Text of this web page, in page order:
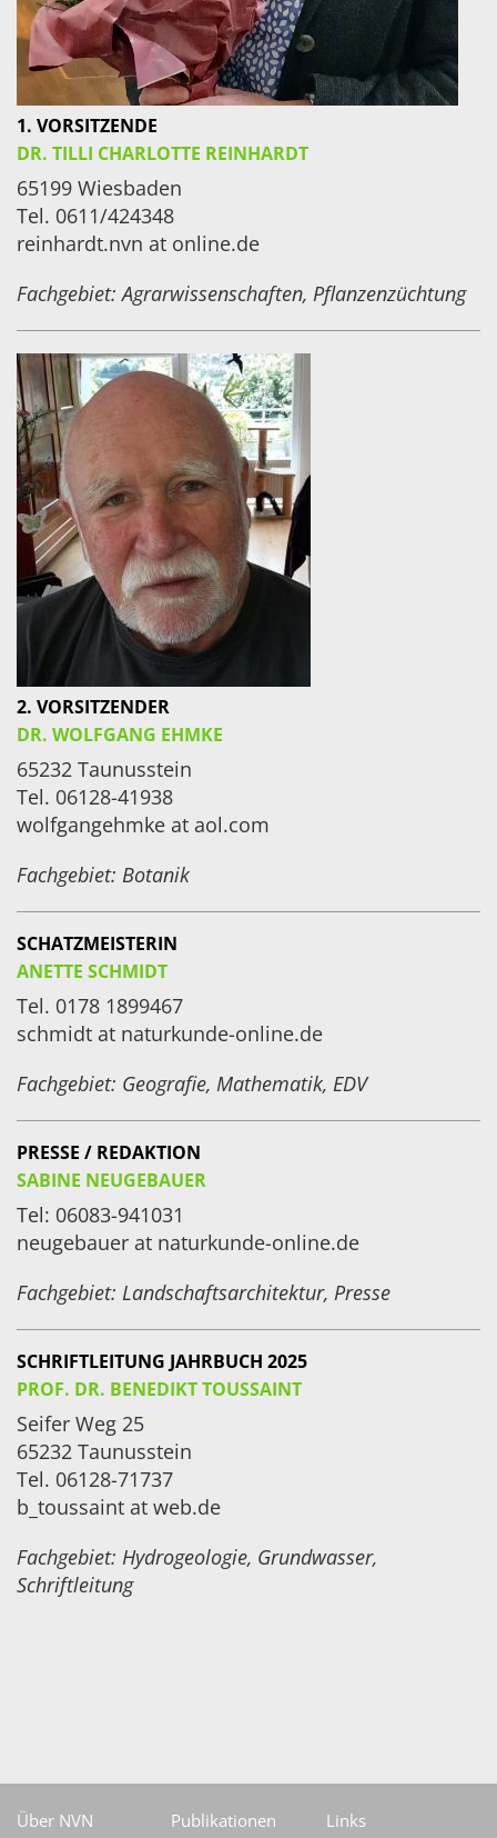
1. VORSITZENDE
DR. TILLI CHARLOTTE REINHARDT
65199 Wiesbaden
Tel. 0611/424348
reinhardt.nvn at online.de
Fachgebiet: Agrarwissenschaften, Pflanzenzüchtung
2. VORSITZENDER
DR. WOLFGANG EHMKE
65232 Taunusstein
Tel. 06128-41938
wolfgangehmke at aol.com
Fachgebiet: Botanik
SCHATZMEISTERIN
ANETTE SCHMIDT
Tel. 0178 1899467
schmidt at naturkunde-online.de
Fachgebiet: Geografie, Mathematik, EDV
PRESSE / REDAKTION
SABINE NEUGEBAUER
Tel: 06083-941031
neugebauer at naturkunde-online.de
Fachgebiet: Landschaftsarchitektur, Presse
SCHRIFTLEITUNG JAHRBUCH 2025
PROF. DR. BENEDIKT TOUSSAINT
Seifer Weg 25
65232 Taunusstein
Tel. 06128-71737
b_toussaint at web.de
Fachgebiet: Hydrogeologie, Grundwasser,
Schriftleitung
Über NVN
Publikationen
Links